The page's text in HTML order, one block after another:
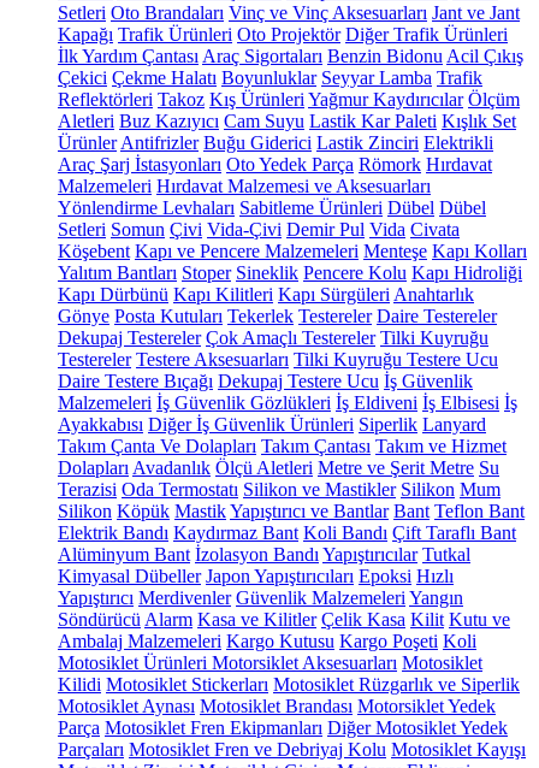
Setleri Oto Brandaları Vinç ve Vinç Aksesuarları Jant ve Jant
Kapağı Trafik Ürünleri Oto Projektör Diğer Trafik Ürünleri
İlk Yardım Çantası Araç Sigortaları Benzin Bidonu Acil Çıkış
Çekici Çekme Halatı Boyunluklar Seyyar Lamba Trafik
Reflektörleri Takoz Kış Ürünleri Yağmur Kaydırıcılar Ölçüm
Aletleri Buz Kazıyıcı Cam Suyu Lastik Kar Paleti Kışlık Set
Ürünler Antifrizler Buğu Giderici Lastik Zinciri Elektrikli
Araç Şarj İstasyonları Oto Yedek Parça Römork Hırdavat
Malzemeleri Hırdavat Malzemesi ve Aksesuarları
Yönlendirme Levhaları Sabitleme Ürünleri Dübel Dübel
Setleri Somun Çivi Vida-Çivi Demir Pul Vida Civata
Köşebent Kapı ve Pencere Malzemeleri Menteşe Kapı Kolları
Yalıtım Bantları Stoper Sineklik Pencere Kolu Kapı Hidroliği
Kapı Dürbünü Kapı Kilitleri Kapı Sürgüleri Anahtarlık
Gönye Posta Kutuları Tekerlek Testereler Daire Testereler
Dekupaj Testereler Çok Amaçlı Testereler Tilki Kuyruğu
Testereler Testere Aksesuarları Tilki Kuyruğu Testere Ucu
Daire Testere Bıçağı Dekupaj Testere Ucu İş Güvenlik
Malzemeleri İş Güvenlik Gözlükleri İş Eldiveni İş Elbisesi İş
Ayakkabısı Diğer İş Güvenlik Ürünleri Siperlik Lanyard
Takım Çanta Ve Dolapları Takım Çantası Takım ve Hizmet
Dolapları Avadanlık Ölçü Aletleri Metre ve Şerit Metre Su
Terazisi Oda Termostatı Silikon ve Mastikler Silikon Mum
Silikon Köpük MastikYapıştırıcı ve Bantlar Bant Teflon Bant
Elektrik Bandı Kaydırmaz Bant Koli Bandı Çift Taraflı Bant
Alüminyum Bant İzolasyon Bandı Yapıştırıcılar Tutkal
Kimyasal Dübeller Japon Yapıştırıcıları Epoksi Hızlı
Yapıştırıcı Merdivenler Güvenlik Malzemeleri Yangın
Söndürücü Alarm Kasa ve Kilitler Çelik Kasa Kilit Kutu ve
Ambalaj Malzemeleri Kargo Kutusu Kargo Poşeti Koli
Motosiklet Ürünleri Motorsiklet Aksesuarları Motosiklet
Kilidi Motosiklet Stickerları Motosiklet Rüzgarlık ve Siperlik
Motosiklet Aynası Motosiklet Brandası Motorsiklet Yedek
Parça Motosiklet Fren Ekipmanları Diğer Motosiklet Yedek
Parçaları Motosiklet Fren ve Debriyaj Kolu Motosiklet Kayışı